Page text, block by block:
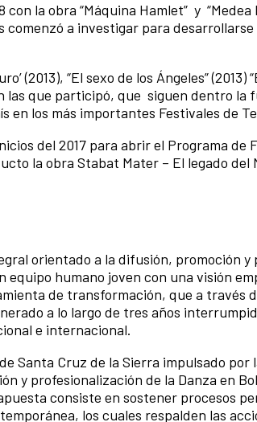
la obra “Máquina Hamlet” y
comenzó a investigar para
(2013), “El sexo de los Ángeles”
las que participó, que siguen dentro
en los más importantes Festivales de
del 2017 para abrir el Programa de
la obra Stabat Mater – El legado del
orientado a la difusión, promoción y
equipo humano joven con una visión
de transformación, que a través
a lo largo de tres años
e internacional.
Santa Cruz de la Sierra impulsado
y profesionalización de la Danza en
consiste en sostener procesos
los cuales respalden las